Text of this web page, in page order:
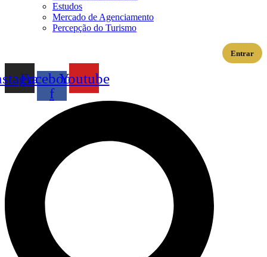
Estudos
Mercado de Agenciamento
Percepção do Turismo
Entrar
Facebook-
f
Youtube